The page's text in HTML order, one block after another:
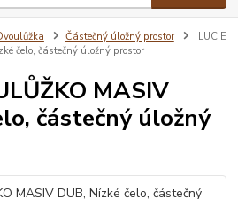
Částečný úložný prostor
LUCIE
čelo, částečný úložný prostor
MASIV
částečný úložný